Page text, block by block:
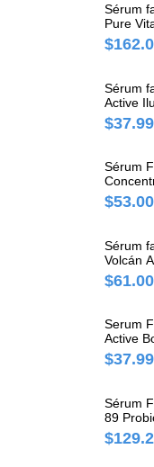
Sérum
Pure
30 ml
Sérum
Active
Frasco x
Sérum
Sérum
Volcán
30 ml
Serum
Active
Sérum
89
x 30 ml